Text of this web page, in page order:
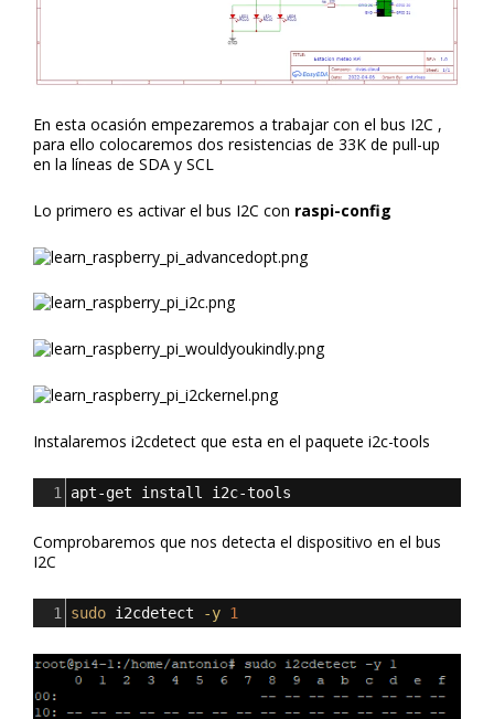
En esta ocasión empezaremos a trabajar con el bus I2C ,
para ello colocaremos dos resistencias de 33K de pull-up
en la líneas de SDA y SCL
Lo primero es activar el bus I2C con raspi-config
Instalaremos i2cdetect que esta en el paquete i2c-tools
1 apt-get install i2c-tools
Comprobaremos que nos detecta el dispositivo en el bus
I2C
1 sudo i2cdetect -y 1